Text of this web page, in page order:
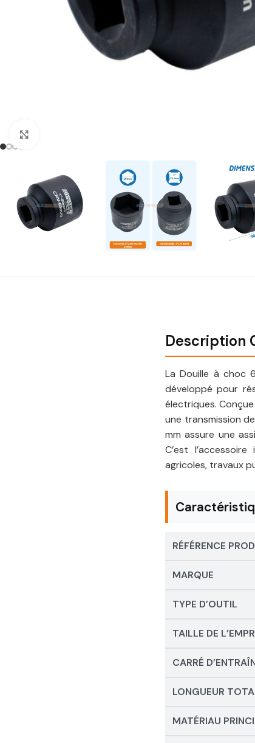
Description
La Douille à choc
développé pour
électriques.
une transmission
mm assure une
C’est
agricoles, travaux
RÉFÉRENCE
MARQUE
TYPE D’OUTIL
TAILLE DE
CARRÉ
LONGUEUR
MATÉRIAU